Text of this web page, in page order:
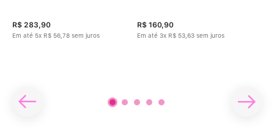
R$ 283,90
Em até 5x R$ 56 78 sem juros
R$ 160,90
Em até 3x R$ 53 63 sem juros